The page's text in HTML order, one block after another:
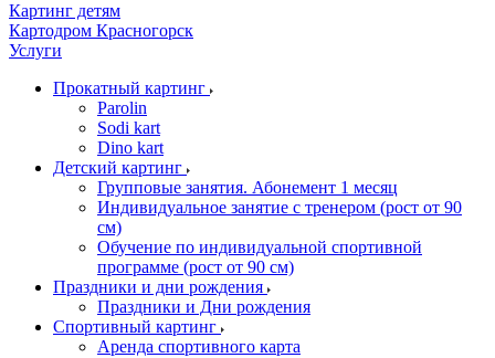
Картинг детям
Картодром Красногорск
Услуги
Прокатный картинг
Parolin
Sodi kart
Dino kart
Детский картинг
Групповые занятия. Абонемент 1 месяц
Индивидуальное занятие с тренером (рост от 90
см)
Обучение по индивидуальной спортивной
программе (рост от 90 см)
Праздники и дни рождения
Праздники и Дни рождения
Спортивный картинг
Аренда спортивного карта